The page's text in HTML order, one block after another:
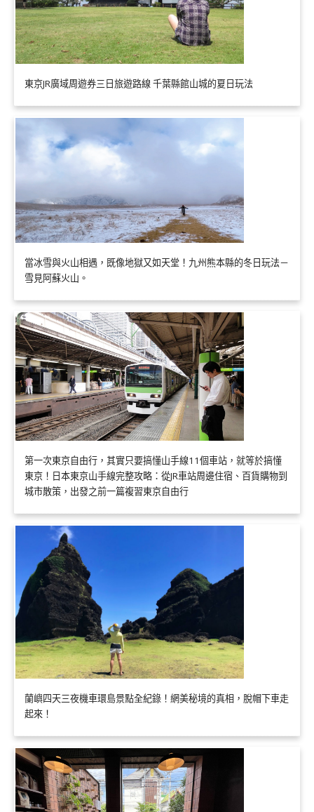
東京JR廣域周遊券三日旅遊路線 千葉縣館山城的夏日玩法
當冰雪與火山相遇，既像地獄又如天堂！九州熊本縣的冬日玩法－
雪見阿蘇火山。
第一次東京自由行，其實只要搞懂山手線11個車站，就等於搞懂
東京！日本東京山手線完整攻略：從JR車站周邊住宿、百貨購物到
城市散策，出發之前一篇複習東京自由行
蘭嶼四天三夜機車環島景點全紀錄！網美秘境的真相，脫帽下車走
起來！